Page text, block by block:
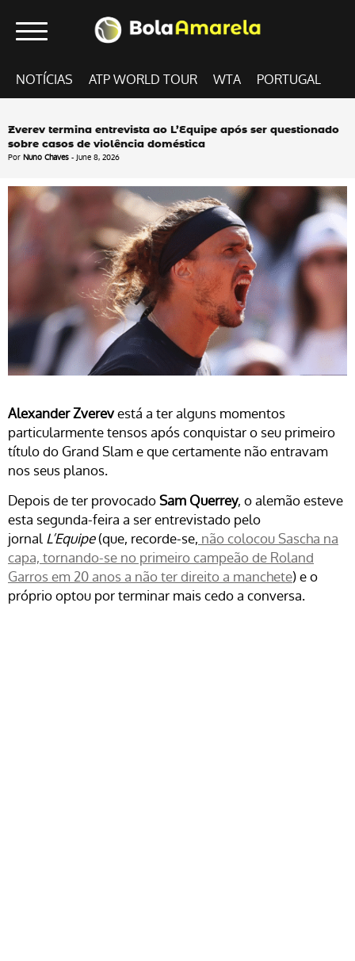
NOTÍCIAS ATP WORLD TOUR WTA PORTUGAL
Zverev termina entrevista ao L’Equipe após ser questionado
sobre casos de violência doméstica
Por Nuno Chaves - June 8, 2026
Alexander Zverevestá a ter alguns momentos
particularmente tensos após conquistar o seu primeiro
título do Grand Slam e que certamente não entravam
nos seus planos.
Depois de ter provocadoSam Querrey, o alemão esteve
esta segunda-feira a ser entrevistado pelo
jornal L’Equipe(que, recorde-se, não colocou Sascha na
capa, tornando-se no primeiro campeão de Roland
Garros em 20 anos a não ter direito a manchete) e o
próprio optou por terminar mais cedo a conversa.